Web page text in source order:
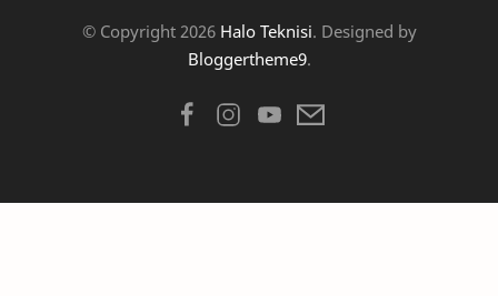
© Copyright 2026 Halo Teknisi. Designed by
Bloggertheme9.